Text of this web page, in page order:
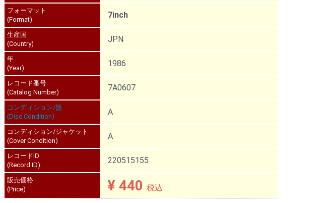
フォーマット
(Format)
7inch
生産国
(Country)
JPN
年
(Year)
1986
レコード番号
(Catalog Number)
7A0607
コンディション/盤
(Disc Condition)
A
コンディション/ジャケット
(Cover Condition)
A
レコードID
(Record ID)
220515155
販売価格
(Price)
¥ 440 税込